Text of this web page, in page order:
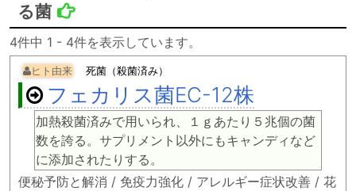
る菌
4件中 1 - 4件を表示しています。
ヒト由来 死菌（殺菌済み）
フェカリス菌EC-12株
加熱殺菌済みで用いられ、１ｇあたり５兆個の菌
数を誇る。サプリメント以外にもキャンディなど
に添加されたりする。
便秘予防と解消 / 免疫力強化 / アレルギー症状改善 / 花